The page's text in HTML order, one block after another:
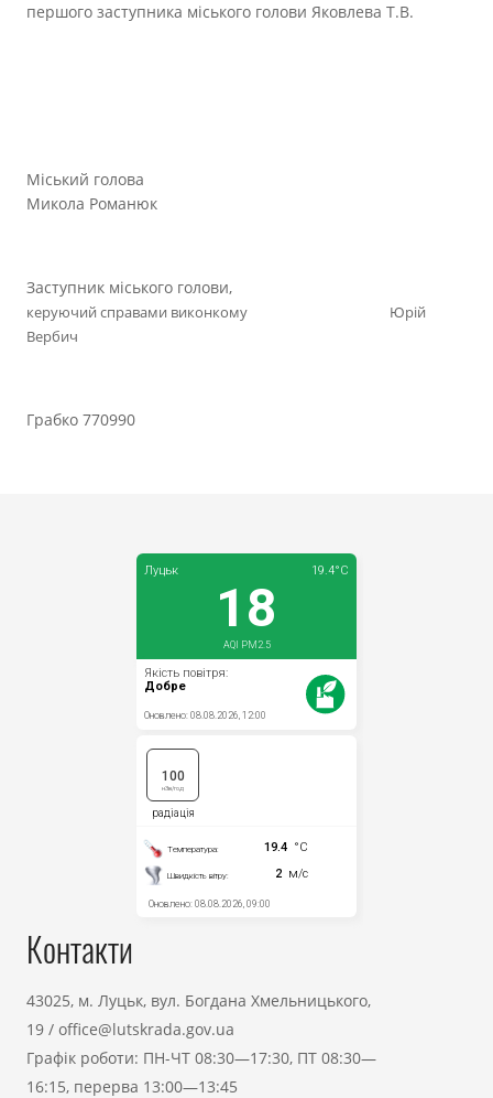
першого заступника міського голови Яковлева Т.В.
Міський голова
Микола Романюк
Заступник міського голови,
керуючий справами виконкому Юрій
Вербич
Грабко 770990
Контакти
43025, м. Луцьк, вул. Богдана Хмельницького,
19 / office@lutskrada.gov.ua
Графік роботи: ПН-ЧТ 08:30—17:30, ПТ 08:30—
16:15, перерва 13:00—13:45